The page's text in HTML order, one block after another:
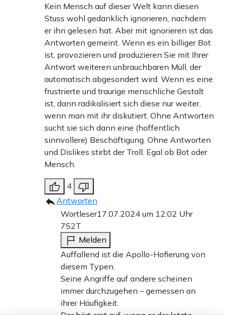
Kein Mensch auf dieser Welt kann diesen
Stuss wohl gedanklich ignorieren, nachdem
er ihn gelesen hat. Aber mit ignorieren ist das
Antworten gemeint. Wenn es ein billiger Bot
ist, provozieren und produzieren Sie mit Ihrer
Antwort weiteren unbrauchbaren Müll, der
automatisch abgesondert wird. Wenn es eine
frustrierte und traurige menschliche Gestalt
ist, dann radikalisiert sich diese nur weiter,
wenn man mit ihr diskutiert. Ohne Antworten
sucht sie sich dann eine (hoffentlich
sinnvollere) Beschäftigung. Ohne Antworten
und Dislikes stirbt der Troll. Egal ob Bot oder
Mensch.
4
Antworten
Wortleser17.07.2024 um 12:02 Uhr
752T
Melden
Auffallend ist die Apollo-Hofierung von
diesem Typen.
Seine Angriffe auf andere scheinen
immer durchzugehen – gemessen an
ihrer Häufigkeit.